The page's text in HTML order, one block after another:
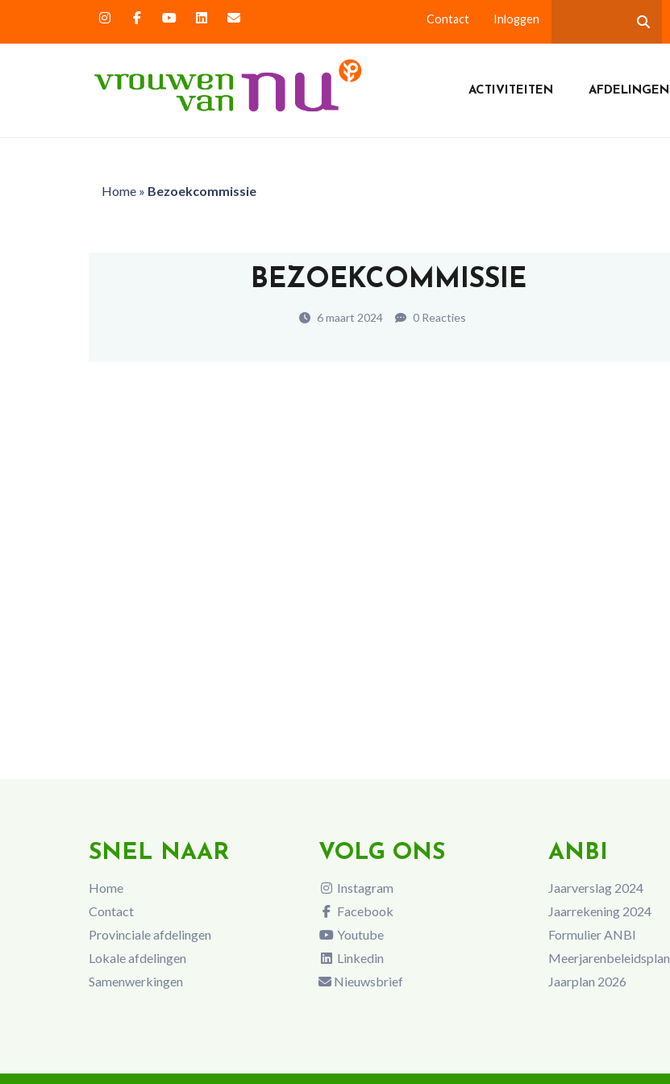
Contact Inloggen
ACTIVITEITEN AFDELINGEN
Home» Bezoekcommissie
BEZOEKCOMMISSIE
6 maart 2024 0 Reacties
SNEL NAAR
Home
Contact
Provinciale afdelingen
Lokale afdelingen
Samenwerkingen
VOLG ONS
Instagram
Facebook
Youtube
Linkedin
Nieuwsbrief
ANBI
Jaarverslag 2024
Jaarrekening 2024
Formulier ANBI
Meerjarenbeleidsplan
Jaarplan 2026